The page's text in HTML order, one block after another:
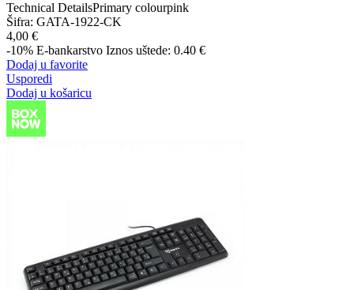
Technical DetailsPrimary colourpink
Šifra: GATA-1922-CK
4,00 €
-10% E-bankarstvo Iznos uštede: 0.40 €
Dodaj u favorite
Usporedi
Dodaj u košaricu